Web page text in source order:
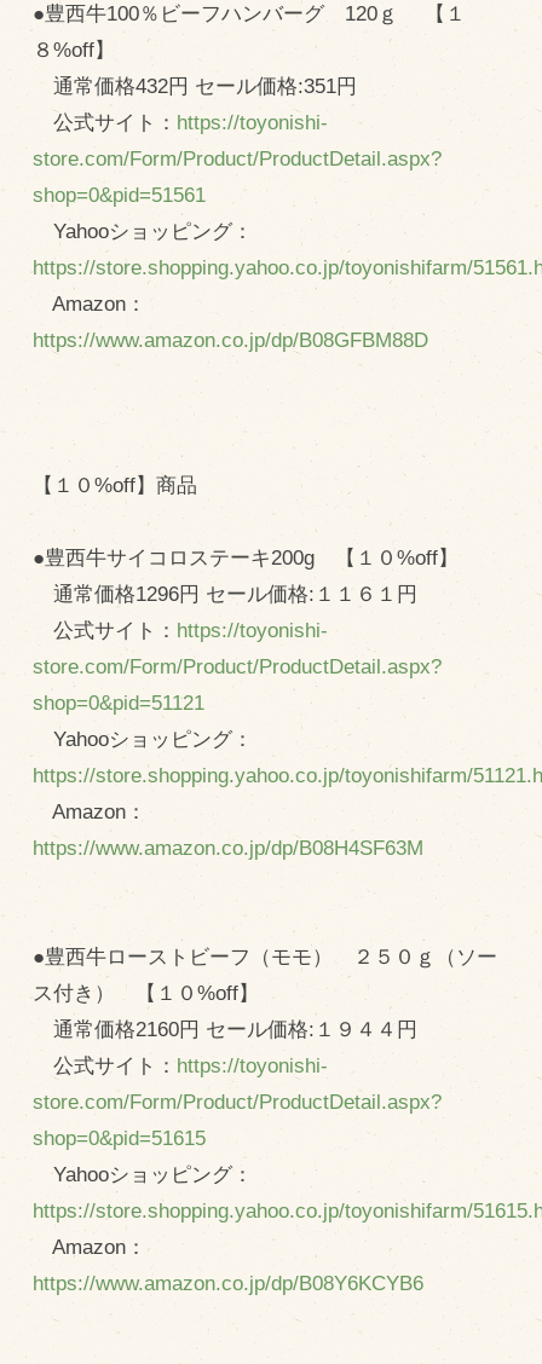
●豊西牛100％ビーフハンバーグ 120ｇ 【１
８%off】
通常価格432円 セール価格:351円
公式サイト： https://toyonishi-
store.com/Form/Product/ProductDetail.aspx?
shop=0&pid=51561
Yahooショッピング：
https://store.shopping.yahoo.co.jp/toyonishifarm/
Amazon：
https://www.amazon.co.jp/dp/B08GFBM88D
【１０%off】商品
●豊西牛サイコロステーキ200g 【１０%off】
通常価格1296円 セール価格:１１６１円
公式サイト： https://toyonishi-
store.com/Form/Product/ProductDetail.aspx?
shop=0&pid=51121
Yahooショッピング：
https://store.shopping.yahoo.co.jp/toyonishifarm/
Amazon：
https://www.amazon.co.jp/dp/B08H4SF63M
●豊西牛ローストビーフ（モモ） ２５０ｇ（ソー
ス付き） 【１０%off】
通常価格2160円 セール価格:１９４４円
公式サイト：https://toyonishi-
store.com/Form/Product/ProductDetail.aspx?
shop=0&pid=51615
Yahooショッピング：
https://store.shopping.yahoo.co.jp/toyonishifarm/
Amazon：
https://www.amazon.co.jp/dp/B08Y6KCYB6